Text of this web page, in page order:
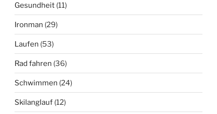
Gesundheit (11)
Ironman (29)
Laufen (53)
Rad fahren (36)
Schwimmen (24)
Skilanglauf (12)